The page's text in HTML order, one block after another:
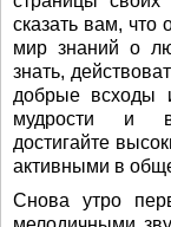
сказать вам, что
мир знаний о
знать,
добрые всходы
мудрости и
достигайте
активными в
Снова утро